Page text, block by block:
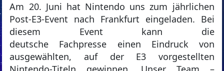
Am 20. Juni hat Nintendo uns zum jährlichen
Post-E3-Event nach Frankfurt eingeladen. Bei
diesem Event kann die
deutsche Fachpresse einen Eindruck von
ausgewählten, auf der E3 vorgestellten